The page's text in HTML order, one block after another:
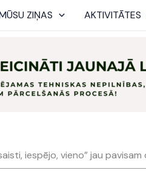
ZIŅAS AKTIVITĀTES
iespējo, vieno” jau pavisam